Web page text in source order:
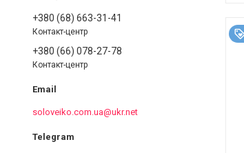
+380 (68) 663-31-41
Контакт-центр
+380 (66) 078-27-78
Контакт-центр
soloveiko.com.ua@ukr.net